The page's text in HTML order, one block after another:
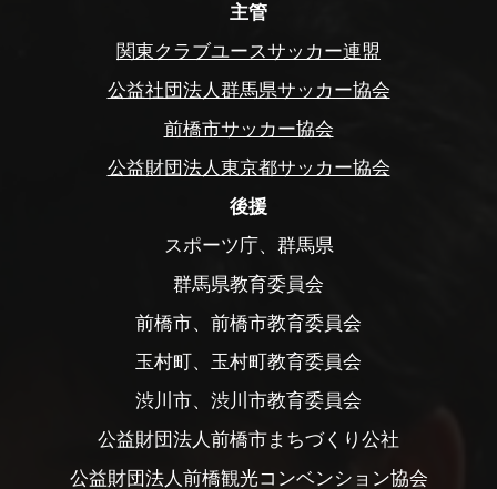
主管
関東クラブユースサッカー連盟
公益社団法人群馬県サッカー協会
前橋市サッカー協会
公益財団法人東京都サッカー協会
後援
スポーツ庁、群馬県
群馬県教育委員会
前橋市、前橋市教育委員会
玉村町、玉村町教育委員会
渋川市、渋川市教育委員会
公益財団法人前橋市まちづくり公社
公益財団法人前橋観光コンベンション協会